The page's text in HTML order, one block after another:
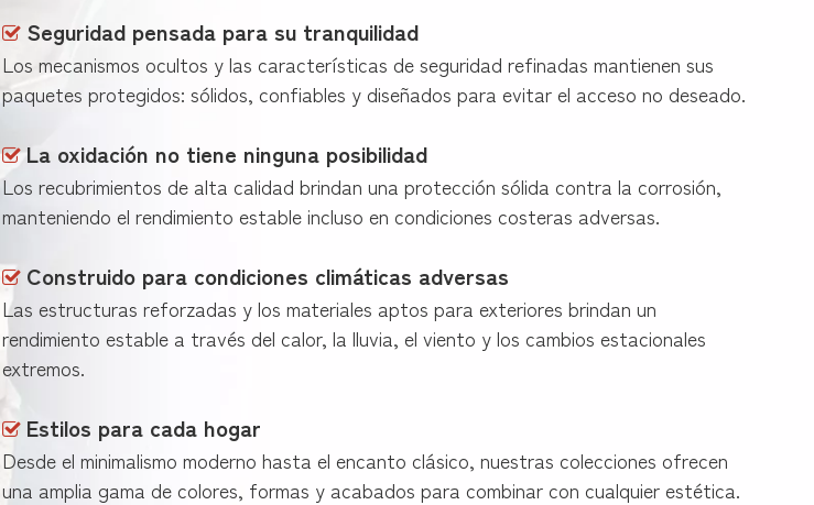
 Seguridad pensada para su tranquilidad
Los mecanismos ocultos y las características de seguridad refinadas mantienen sus
paquetes protegidos: sólidos, confiables y diseñados para evitar el acceso no deseado.
 La oxidación no tiene ninguna posibilidad
Los recubrimientos de alta calidad brindan una protección sólida contra la corrosión,
manteniendo el rendimiento estable incluso en condiciones costeras adversas.
 Construido para condiciones climáticas adversas
Las estructuras reforzadas y los materiales aptos para exteriores brindan un
rendimiento estable a través del calor, la lluvia, el viento y los cambios estacionales
extremos.
 Estilos para cada hogar
Desde el minimalismo moderno hasta el encanto clásico, nuestras colecciones ofrecen
una amplia gama de colores, formas y acabados para combinar con cualquier estética.